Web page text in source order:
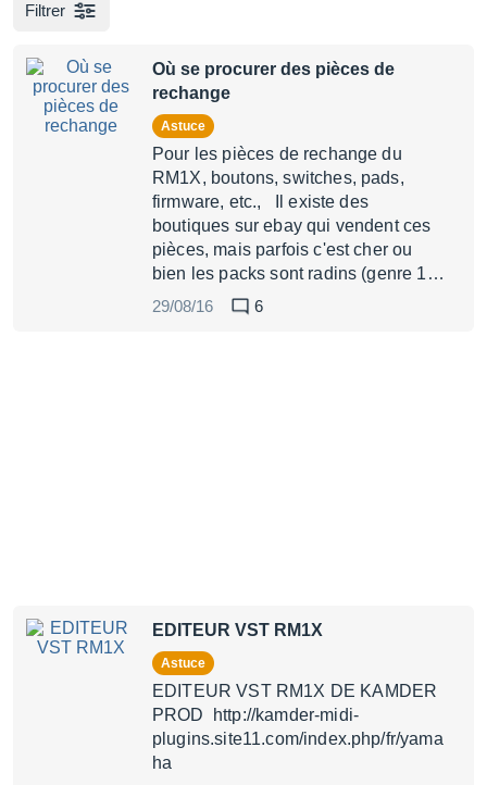
Filtrer
Où se procurer des pièces de
rechange
Astuce
Pour les pièces de rechange du
RM1X, boutons, switches, pads,
firmware, etc., Il existe des
boutiques sur ebay qui vendent ces
pièces, mais parfois c'est cher ou
bien les packs sont radins (genre 1…
29/08/16
6
EDITEUR VST RM1X
Astuce
EDITEUR VST RM1X DE KAMDER
PROD http://kamder-midi-
plugins.site11.com/index.php/fr/yama
ha